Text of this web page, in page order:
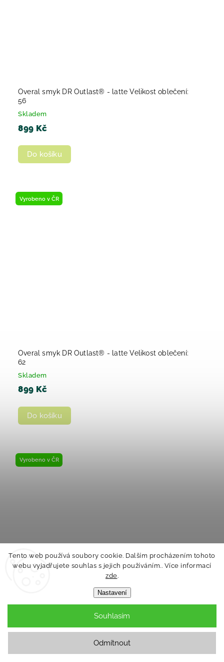
Tento web používá soubory cookie. Dalším procházením tohoto
webu vyjadřujete souhlas s jejich používáním.. Více informací
zde.
Nastavení
Odmítnout
Souhlasím
Overal smyk DR Outlast® - latte Velikost oblečení:
56
Skladem
899 Kč
Do košíku
Vyrobeno v ČR
Overal smyk DR Outlast® - latte Velikost oblečení:
62
Skladem
899 Kč
Do košíku
Vyrobeno v ČR
Overal smyk DR Outlast® - latte Velikost oblečení: